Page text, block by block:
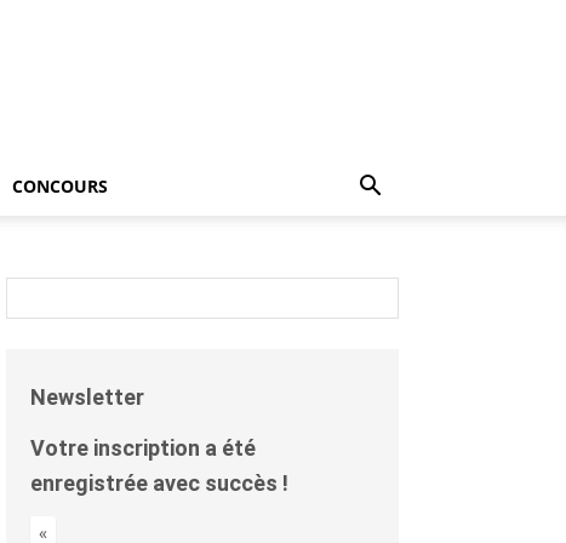
CONCOURS
Newsletter
Votre inscription a été
enregistrée avec succès !
«